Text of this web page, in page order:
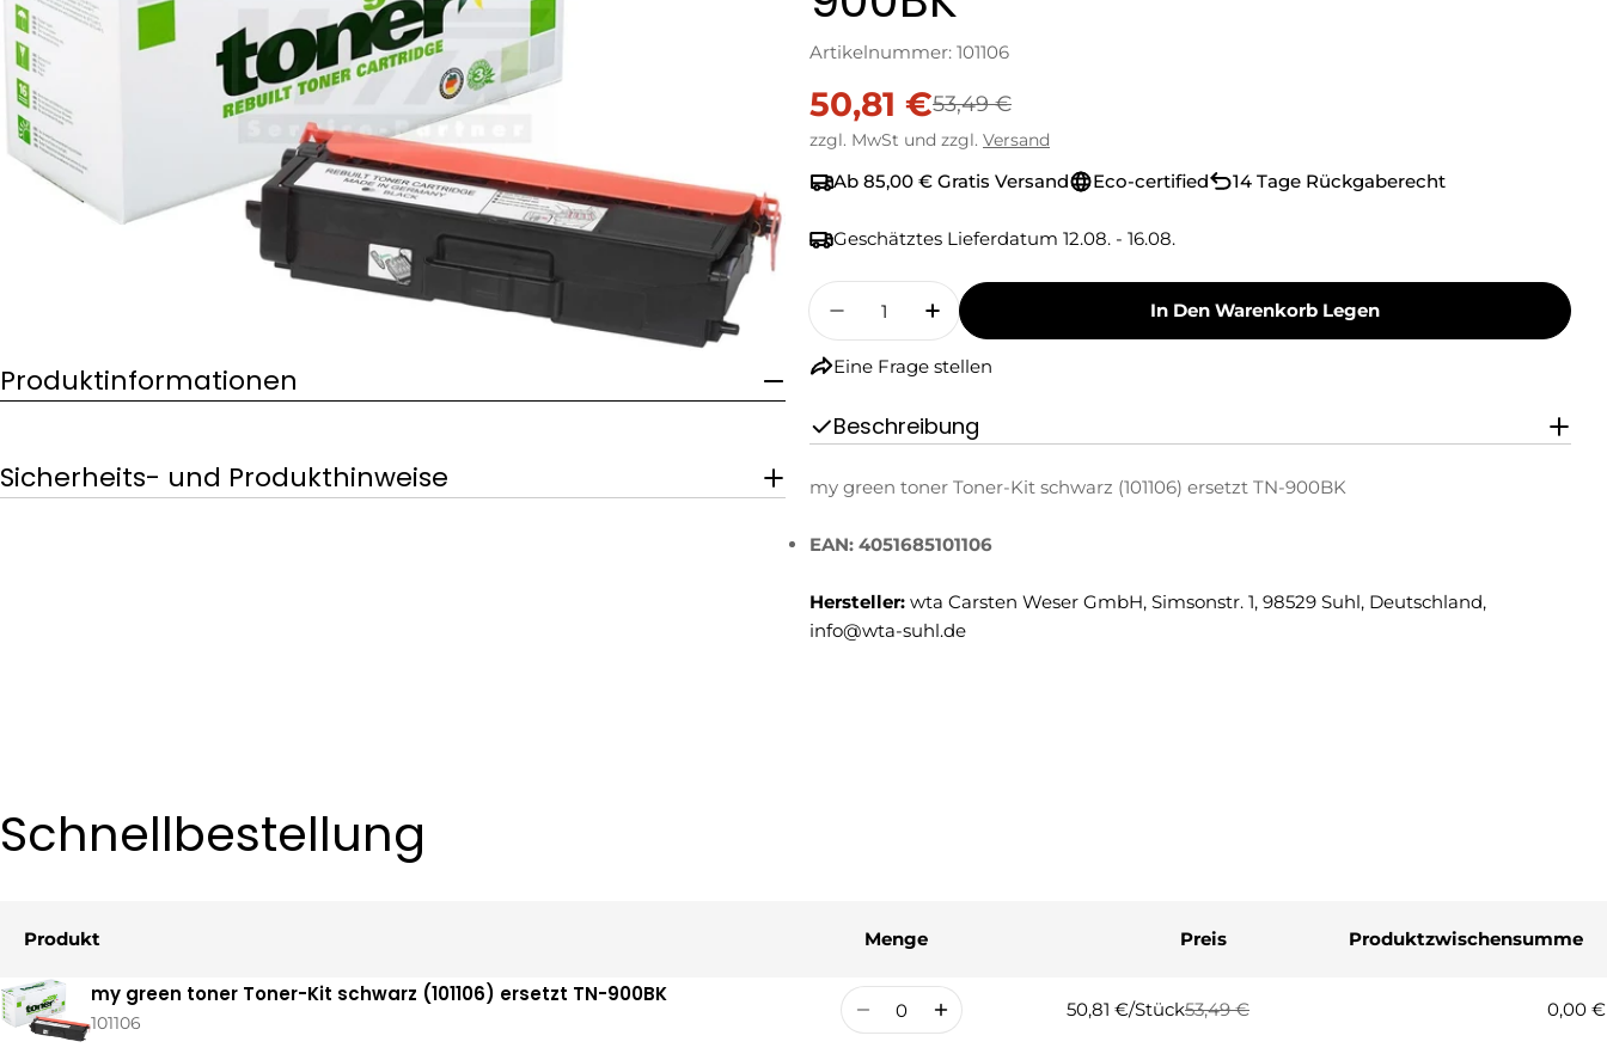
Sie das Medium 0 im Modalformat
Produktinformationen
Sicherheits- und Produkthinweise
Artikelnummer: 101106
Verkaufspreis
50,81 €
Regulärer
Preis
53,49 €
zzgl. MwSt und zzgl. Versand
Ab 85,00 € Gratis Versand Eco-certified 14 Tage Rückgaberecht
Geschätztes Lieferdatum 12.08. - 16.08.
Menge
Menge Für My Green Toner Toner-Kit Schwarz (101106) Ersetzt TN-
Menge Für My Green Toner Toner-Kit Schwarz (101106)
In Den Warenkorb Legen
Eine Frage stellen
Beschreibung
my green toner Toner-Kit schwarz (101106) ersetzt TN-900BK
EAN: 4051685101106
Hersteller: wta Carsten Weser GmbH, Simsonstr. 1, 98529 Suhl, Deutschland,
info@wta-suhl.de
Schnellbestellung
Ihr
Warenkorb
Produkt Menge Preis Produktzwischensumme
my green toner Toner-Kit schwarz (101106) ersetzt TN-900BK
101106
Menge 50,81 €/Stück
Regulärer
53,49 €
Verkaufspreis
0,00 €